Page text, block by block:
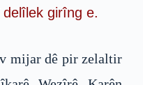
girîng e.
mijar dê pir zelaltir